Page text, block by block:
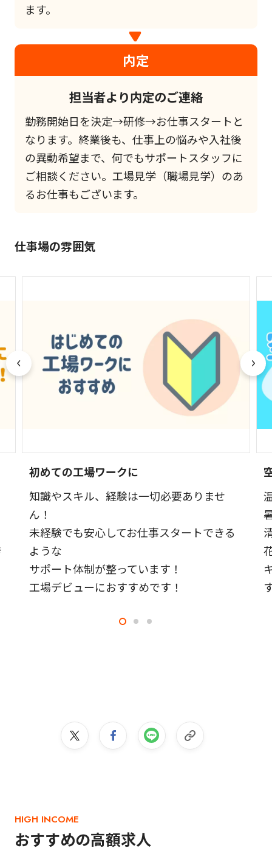
ます。
内定
担当者より内定のご連絡
勤務開始日を決定→研修→お仕事スタートと
なります。終業後も、仕事上の悩みや入社後
の異動希望まで、何でもサポートスタッフに
ご相談ください。工場見学（職場見学）のあ
るお仕事もございます。
仕事場の雰囲気
初めての工場ワークに
知識やスキル、経験は一切必要ありませ
ん！
未経験でも安心してお仕事スタートできる
ような
サポート体制が整っています！
工場デビューにおすすめです！
HIGH INCOME
おすすめの高額求人